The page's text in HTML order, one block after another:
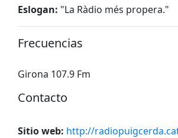
Eslogan: "La Ràdio més propera."
Frecuencias
Girona 107.9 Fm
Contacto
Sitio web: http://